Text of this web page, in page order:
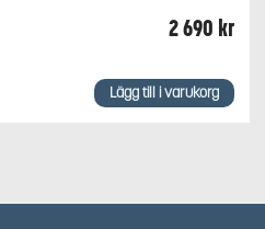
2 690 kr
Lägg till i varukorg